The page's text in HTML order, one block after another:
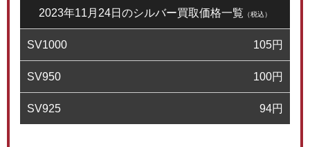
2023年11月24日のシルバー買取価格一覧 （税込）
SV1000 105円
SV950 100円
SV925 94円